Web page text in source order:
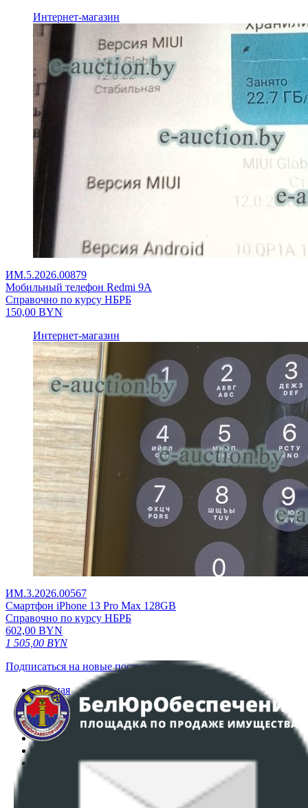
Интернет-магазин
ИМ.5.2026.00879
Мобильный телефон Redmi 9A
Справочно по курсу НБРБ
150,00 BYN
Интернет-магазин
ИМ.3.2026.00567
Смартфон iPhone 13 Pro Max 128GB
Справочно по курсу НБРБ
602,00 BYN
1 505,00 BYN
Подписаться на новые поступления
Главная
Аукционы
Интернет-магазин
Регламент организации и проведения торгов
Политика в отношении обработки персональных
ПОЛОЖЕНИЕ О ПОЛИТИКЕ ОБРАБОТКИ COOKIE-